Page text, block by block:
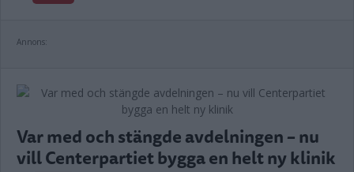
Annons:
Var med och stängde avdelningen – nu
vill Centerpartiet bygga en helt ny klinik